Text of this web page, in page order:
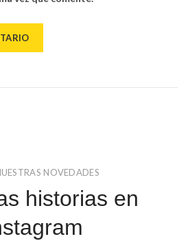
NOVEDADES
historias en